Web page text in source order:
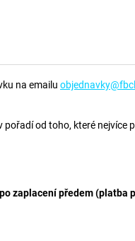
na emailu
od toho, které nejvíce
zaplacení předem (platba